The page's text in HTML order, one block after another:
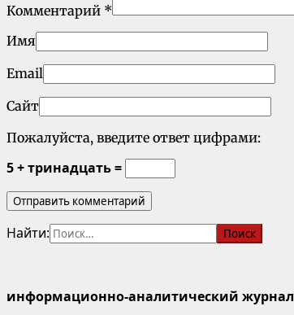
Комментарий *
Имя
Email
Сайт
Пожалуйста, введите ответ цифрами:
5 + тринадцать =
Найти:
информационно-аналитический журнал